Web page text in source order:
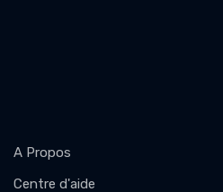
A Propos
Centre d'aide